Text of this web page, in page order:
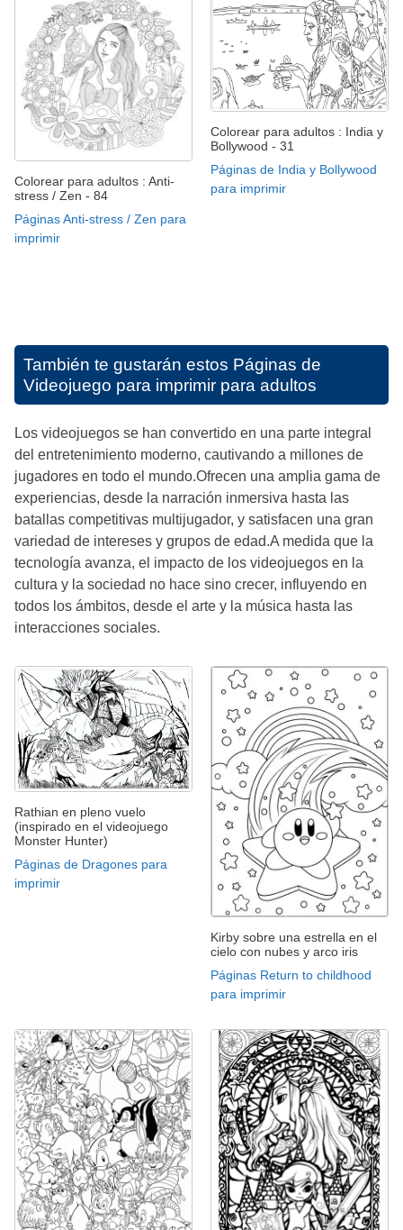
Colorear para adultos : Anti-
stress / Zen - 84
Páginas Anti-stress / Zen para
imprimir
Colorear para adultos : India y
Bollywood - 31
Páginas de India y Bollywood
para imprimir
También te gustarán estos Páginas de
Videojuego para imprimir para adultos
Los videojuegos se han convertido en una parte integral
del entretenimiento moderno, cautivando a millones de
jugadores en todo el mundo.Ofrecen una amplia gama de
experiencias, desde la narración inmersiva hasta las
batallas competitivas multijugador, y satisfacen una gran
variedad de intereses y grupos de edad.A medida que la
tecnología avanza, el impacto de los videojuegos en la
cultura y la sociedad no hace sino crecer, influyendo en
todos los ámbitos, desde el arte y la música hasta las
interacciones sociales.
Rathian en pleno vuelo
(inspirado en el videojuego
Monster Hunter)
Páginas de Dragones para
imprimir
Kirby sobre una estrella en el
cielo con nubes y arco iris
Páginas Return to childhood
para imprimir